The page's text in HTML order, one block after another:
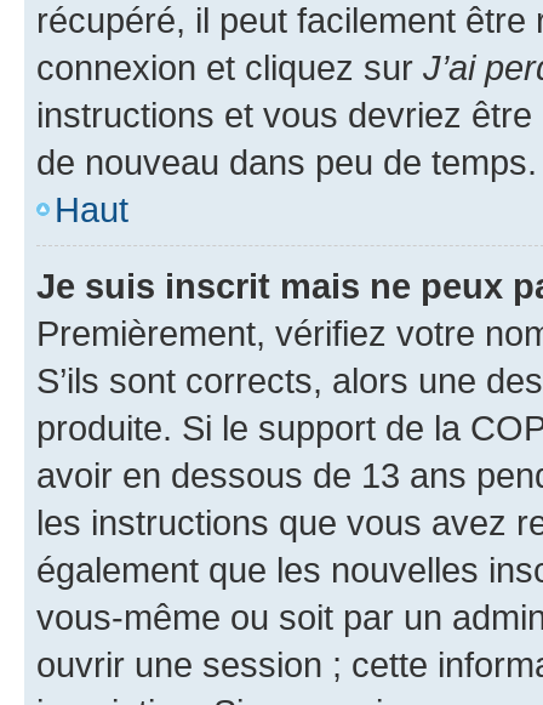
récupéré, il peut facilement
connexion et cliquez sur J’ai
instructions et vous devriez
de nouveau dans peu de temps.
Haut
Je suis inscrit mais ne peux
Premièrement, vérifiez votre
S’ils sont corrects, alors une
produite. Si le support de la
avoir en dessous de 13 ans
les instructions que vous avez
également que les nouvelles
vous-même ou soit par un
ouvrir une session ; cette